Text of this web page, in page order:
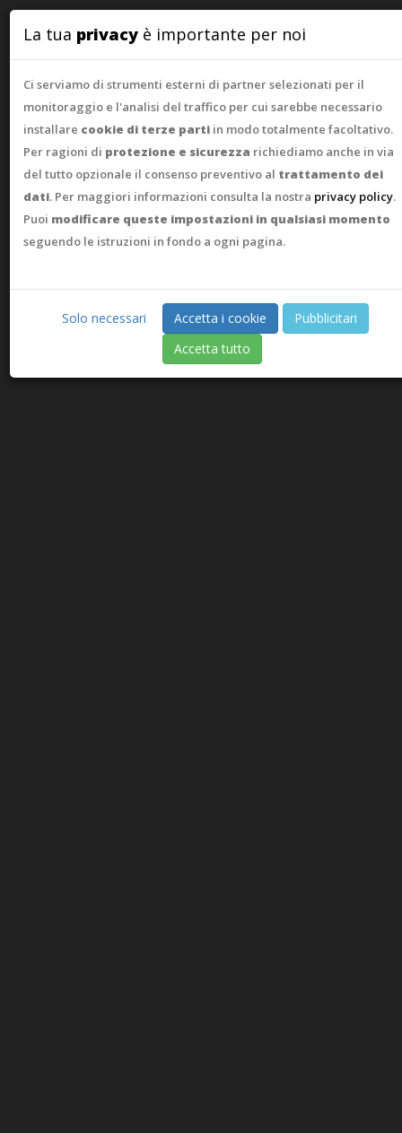
WebAsk
La tua privacy è importante per noi
Ci serviamo di strumenti esterni di partner selezionati per il
monitoraggio e l'analisi del traffico per cui sarebbe necessario
installare cookie di terze parti in modo totalmente facoltativo.
Per ragioni di protezione e sicurezza richiediamo anche in via
del tutto opzionale il consenso preventivo al trattamento dei
dati. Per maggiori informazioni consulta la nostra privacy policy.
Puoi modificare queste impostazioni in qualsiasi momento
seguendo le istruzioni in fondo a ogni pagina.
Solo necessari Accetta i cookie
Pubblicitari
Accetta tutto